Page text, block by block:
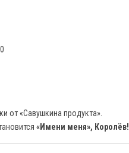
от «Савушкина продукта».
«Имени меня», Королёв!